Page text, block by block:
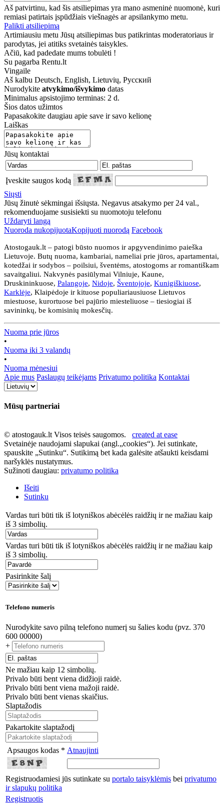
Aš patvirtinu, kad šis atsiliepimas yra mano asmeninė nuomonė, kuri
remiasi patirtais įspūdžiais viešnagės ar apsilankymo metu.
Palikti atsiliepimą
Artimiausiu metu Jūsų atsiliepimas bus patikrintas moderatoriaus ir
parodytas, jei atitiks svetainės taisykles.
Ačiū, kad padedate mums tobulėti !
Su pagarba Rentu.lt
Vingaile
Aš kalbu Deutsch, English, Lietuvių, Русский
Nurodykite atvykimo/išvykimo datas
Minimalus apsistojimo terminas: 2 d.
Šios datos užimtos
Papasakokite daugiau apie save ir savo kelionę
Laiškas
Jūsų kontaktai
Įveskite saugos kodą
Siųsti
Jūsų žinutė sėkmingai išsiųsta. Negavus atsakymo per 24 val.,
rekomenduojame susisiekti su nuomotoju telefonu
Uždaryti langą
Nuoroda nukopijuotaKopijuoti nuorodą Facebook
Atostogauk.lt – patogi būsto nuomos ir apgyvendinimo paieška
Lietuvoje. Butų nuoma, kambariai, nameliai prie jūros, apartamentai,
kotedžai ir sodybos – poilsiui, šventėms, atostogoms ar romantiškam
savaitgaliui. Nakvynės pasiūlymai Vilniuje, Kaune,
Druskininkuose, Palangoje, Nidoje, Šventojoje, Kunigiškiuose,
Karklėje, Klaipėdoje ir kituose populiariausiuose Lietuvos
miestuose, kurortuose bei pajūrio miesteliuose – tiesiogiai iš
savininkų, be komisinių mokesčių.
Nuoma prie jūros
•
Nuoma iki 3 valandų
•
Nuoma mėnesiui
Apie mus Paslaugų teikėjams Privatumo politika Kontaktai
Mūsų partneriai
© atostogauk.lt Visos teisės saugomos. created at ease
Svetainėje naudojami slapukai (angl.„cookies“). Jei sutinkate,
spauskite „Sutinku“. Sutikimą bet kada galėsite atšaukti keisdami
naršyklės nustatymus.
Sužinoti daugiau: privatumo politika
Išeiti
Sutinku
Vardas turi būti tik iš lotyniškos abėcėlės raidžių ir ne mažiau kaip
iš 3 simbolių.
Vardas turi būti tik iš lotyniškos abėcėlės raidžių ir ne mažiau kaip
iš 3 simbolių.
Pasirinkite šalį
Telefono numeris
Nurodykite savo pilną telefono numerį su šalies kodu (pvz. 370
600 00000)
+
Ne mažiau kaip 12 simbolių.
Privalo būti bent viena didžioji raidė.
Privalo būti bent viena mažoji raidė.
Privalo būti bent vienas skaičius.
Slaptažodis
Pakartokite slaptažodį
Apsaugos kodas * Atnaujinti
Registruodamiesi jūs sutinkate su portalo taisyklėmis bei privatumo
ir slapukų politika
Registruotis